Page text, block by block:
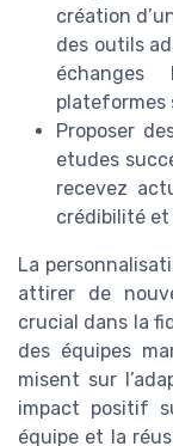
création
des outils
plateformes
Proposer
etudes
recevez
crédibilité et
La
attirer de
crucial dans la
des équipes
misent sur
impact positif
équipe et la